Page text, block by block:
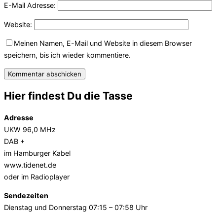
E-Mail Adresse:
Website:
Meinen Namen, E-Mail und Website in diesem Browser
speichern, bis ich wieder kommentiere.
Hier findest Du die Tasse
Adresse
UKW 96,0 MHz
DAB +
im Hamburger Kabel
www.tidenet.de
oder im Radioplayer
Sendezeiten
Dienstag und Donnerstag 07:15 – 07:58 Uhr